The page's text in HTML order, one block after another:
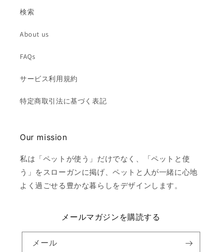
検索
About us
FAQs
サービス利用規約
特定商取引法に基づく表記
Our mission
私は「ペットが使う」だけでなく、「ペットと使
う」をスローガンに掲げ、ペットと人が一緒に心地
よく過ごせる豊かな暮らしをデザインします。
メールマガジンを購読する
メール